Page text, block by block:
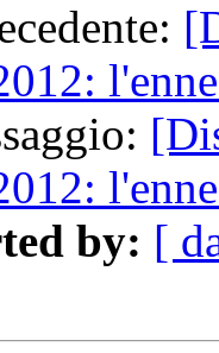
by: [